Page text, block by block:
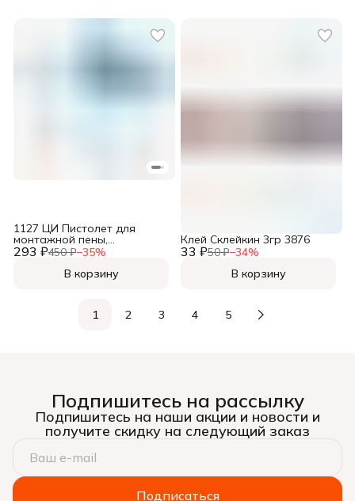
293 ₽450 ₽−35%
1127 ЦИ Пистолет для
монтажной пены,
пластиковый корпус,
В корзину
33 ₽50 ₽−34%
Клей Склейкин 3гр 3876
В корзину
1 2 3 4 5
Подпишитесь на рассылку
Подпишитесь на наши акции и новости и
получите скидку на следующий заказ
Подписаться